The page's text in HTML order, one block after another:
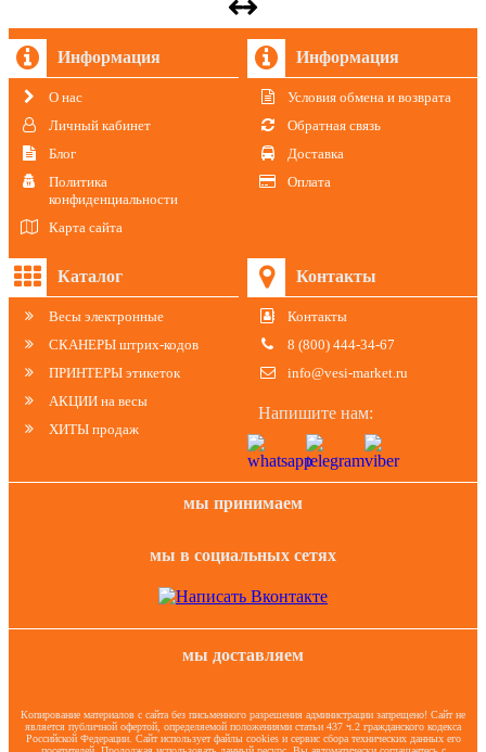
Информация
О нас
Личный кабинет
Блог
Политика
конфиденциальности
Карта сайта
Информация
Условия обмена и возврата
Обратная связь
Доставка
Оплата
Каталог
Весы электронные
СКАНЕРЫ штрих-кодов
ПРИНТЕРЫ этикеток
АКЦИИ на весы
ХИТЫ продаж
Контакты
Контакты
8 (800) 444-34-67
info@vesi-market.ru
Напишите нам:
мы принимаем
мы в социальных сетях
мы доставляем
Копирование материалов с сайта без письменного разрешения администрации запрещено! Сайт не
является публичной офертой, определяемой положениями статьи 437 ч.2 гражданского кодекса
Российской Федерации. Сайт использует файлы cookies и сервис сбора технических данных его